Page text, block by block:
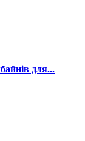
для...